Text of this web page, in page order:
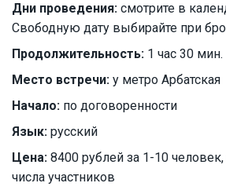
Дни проведения: смотрите в
Свободную дату выбирайте при
Продолжительность: 1 час 30 мин.
Место встречи: у метро Арбатская
Начало: по договоренности
Язык: русский
Цена: 8400 рублей за 1-10
числа участников